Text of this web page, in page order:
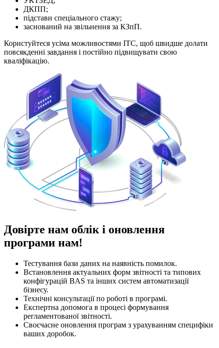
ДКПП;
підстави спеціального стажу;
заснований на звільнення за КЗпП.
Користуйтеся усіма можливостями ІТС, щоб швидше долати
повсякденні завдання і постійно підвищувати свою
кваліфікацію.
Довірте нам облік і оновлення
програми нам!
Тестування бази даних на наявність помилок.
Встановлення актуальних форм звітності та типових
конфігурацій BAS та інших систем автоматизації
бізнесу.
Технічні консультації по роботі в програмі.
Експертна допомога в процесі формування
регламентованої звітності.
Своєчасне оновлення програм з урахуванням специфіки
ваших доробок.